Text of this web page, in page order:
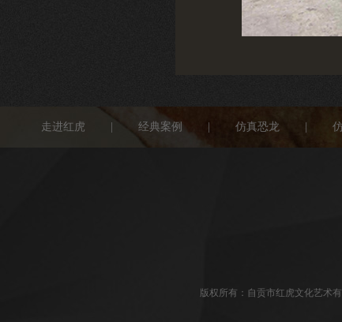
走进红虎 经典案例 仿真恐龙
版权所有：自贡市红虎文化艺术